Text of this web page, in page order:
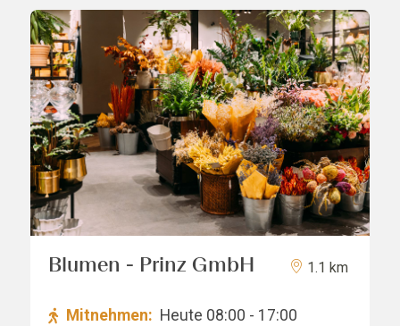
Blumen - Prinz GmbH 1.1 km
Mitnehmen: Heute 08:00 - 17:00